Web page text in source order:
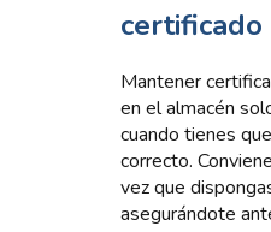
certificado
Mantener
en el almacén
cuando tienes
correcto.
vez que
asegurándote